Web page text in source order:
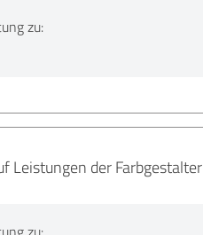
zu:
Leistungen der